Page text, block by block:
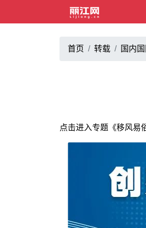
首页 转载 国内
点击进入专题《移风易